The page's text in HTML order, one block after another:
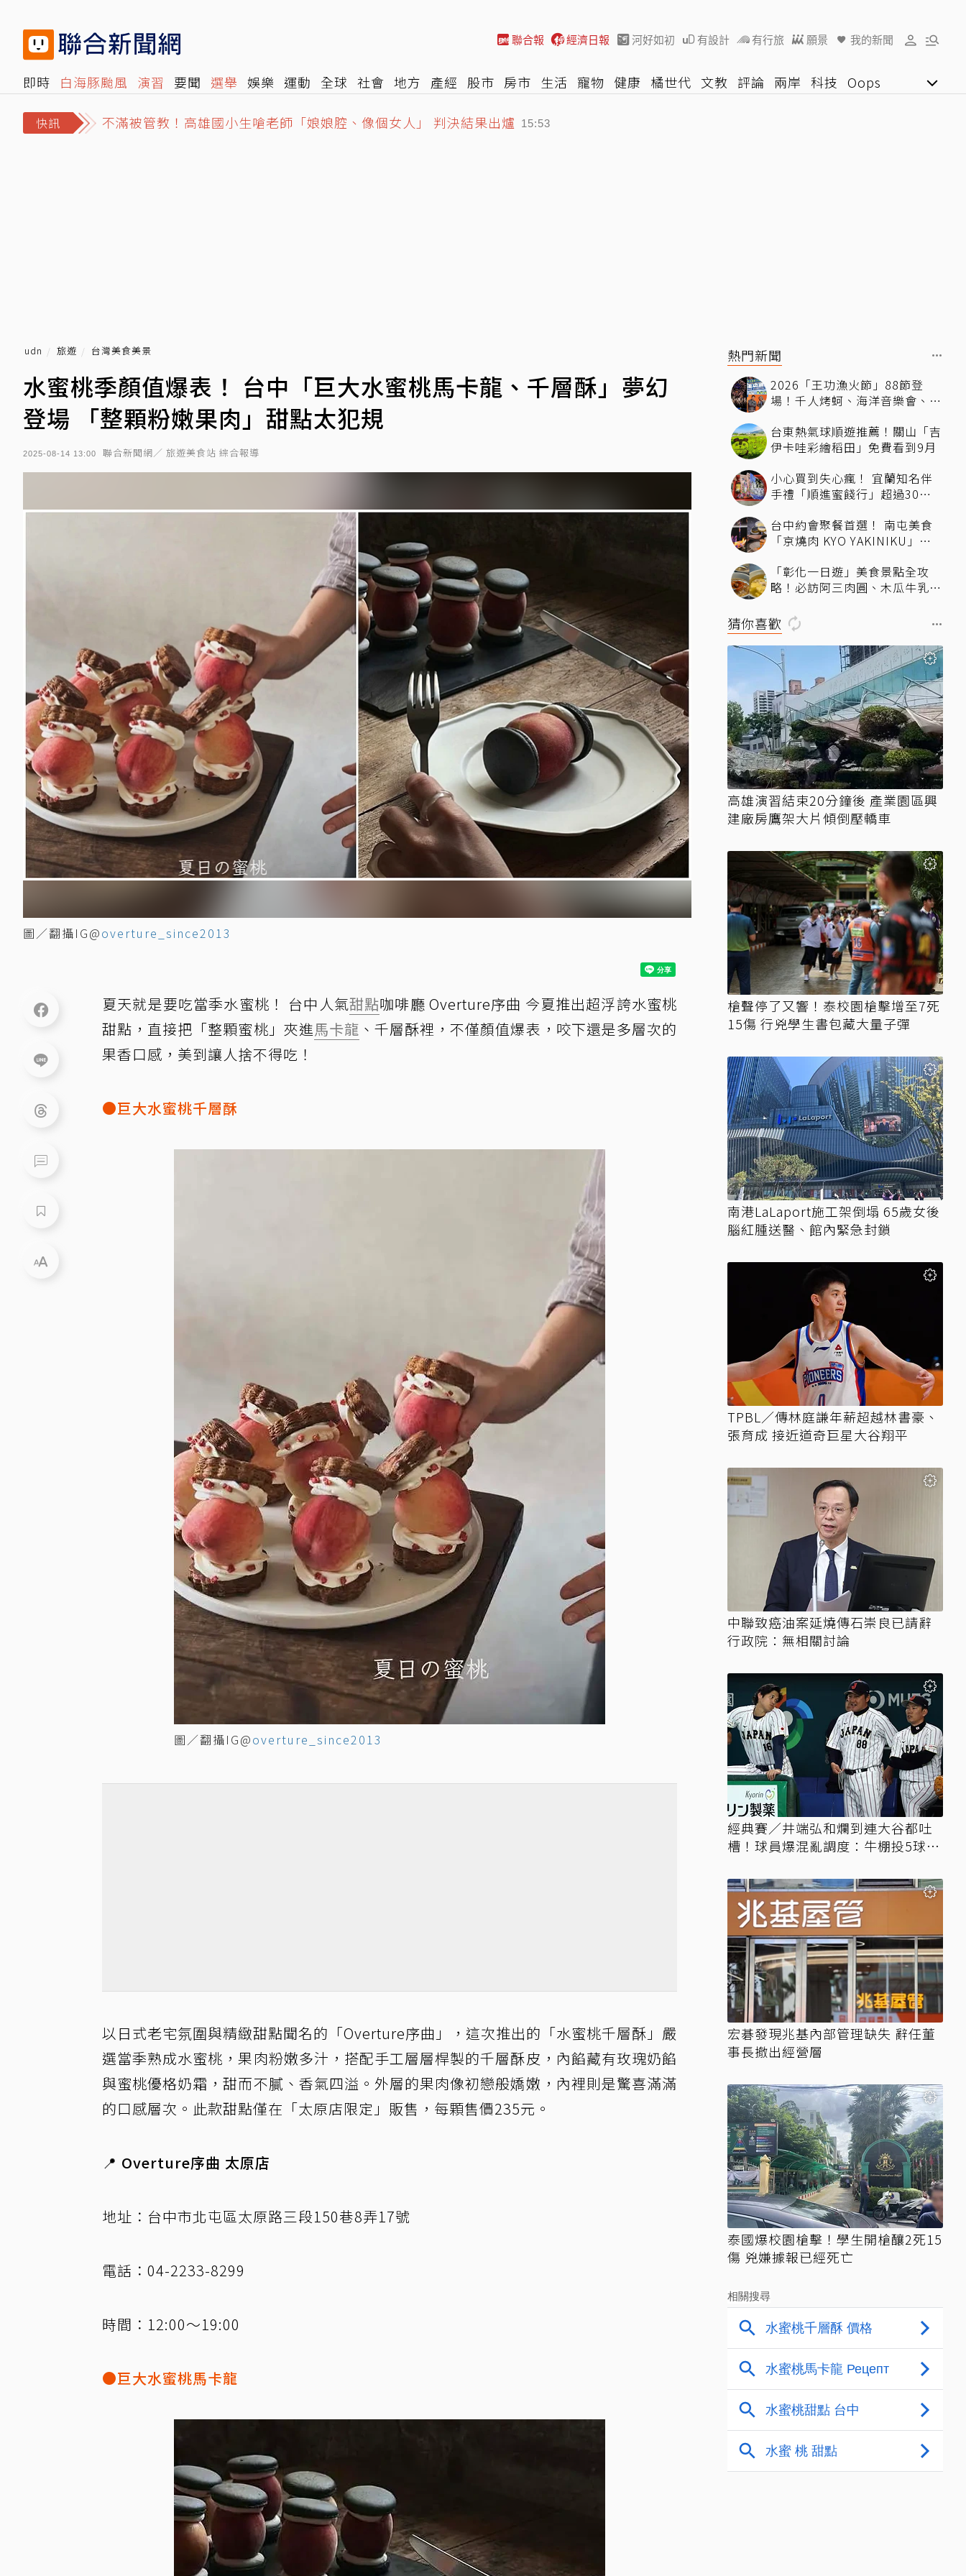
聯合報 經濟日報 河好如初 有設計 有行旅 願景 我的新聞
即時 白海豚颱風 演習 要聞 選舉 娛樂 運動 全球 社會 地方 產經 股市 房市 生活 寵物 健康 橘世代 文教 評論 兩岸 科技 Oops
快訊
不滿被管教！高雄國小生嗆老師「娘娘腔、像個女人」 判決結果出爐
賴清德酸施政吊車尾助攻？王惠美與魏平政見面 彰化藍營整合露曙光 15:29
udn 旅遊 台灣美食美景
水蜜桃季顏值爆表！ 台中「巨大水蜜桃馬卡龍、千層酥」夢幻
登場 「整顆粉嫩果肉」甜點太犯規
2025-08-14 13:00 聯合新聞網／ 旅遊美食站 綜合報導
圖／翻攝IG@overture_since2013
夏天就是要吃當季水蜜桃！ 台中人氣甜點咖啡廳 Overture序曲 今夏推出超浮誇水蜜桃
甜點，直接把「整顆蜜桃」夾進馬卡龍 、千層酥裡，不僅顏值爆表，咬下還是多層次的
果香口感，美到讓人捨不得吃！
●巨大水蜜桃千層酥
圖／翻攝IG@overture_since2013
以日式老宅氛圍與精緻甜點聞名的「Overture序曲」，這次推出的「水蜜桃千層酥」嚴
選當季熟成水蜜桃，果肉粉嫩多汁，搭配手工層層桿製的千層酥皮，內餡藏有玫瑰奶餡
與蜜桃優格奶霜，甜而不膩、香氣四溢。外層的果肉像初戀般嬌嫩，內裡則是驚喜滿滿
的口感層次。此款甜點僅在「太原店限定」販售，每顆售價235元。
📍 Overture序曲 太原店
地址：台中市北屯區太原路三段150巷8弄17號
電話：04-2233-8299
時間：12:00～19:00
●巨大水蜜桃馬卡龍
熱門新聞
2026「王功漁火節」88節登
場！千人烤蚵、海洋音樂會、煙
集團開唱」
台東熱氣球順遊推薦！關山「吉
伊卡哇彩繪稻田」免費看到9月
小心買到失心瘋！ 宜蘭知名伴
手禮「順進蜜餞行」超過30種
購
台中約會聚餐首選！ 南屯美食
「京燒肉 KYO YAKINIKU」公
平雙人套餐全程專人代烤
「彰化一日遊」美食景點全攻
略！必訪阿三肉圓、木瓜牛乳、
好
猜你喜歡
高雄演習結束20分鐘後 產業園區興
建廠房鷹架大片傾倒壓轎車
槍聲停了又響！泰校園槍擊增至7死
15傷 行兇學生書包藏大量子彈
南港LaLaport施工架倒塌 65歲女後
腦紅腫送醫、館內緊急封鎖
TPBL／傳林庭謙年薪超越林書豪、
張育成 接近道奇巨星大谷翔平
中聯致癌油案延燒傳石崇良已請辭
行政院：無相關討論
經典賽／井端弘和爛到連大谷都吐
槽！球員爆混亂調度：牛棚投5球就
宏碁發現兆基內部管理缺失 辭任董
事長撤出經營層
泰國爆校園槍擊！學生開槍釀2死15
傷 兇嫌據報已經死亡